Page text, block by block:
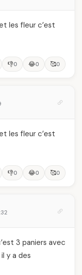
les fleur c’est
👎0 😂0 🥰0
les fleur c’est
👎0 😂0 🥰0
3 paniers avec
y a des